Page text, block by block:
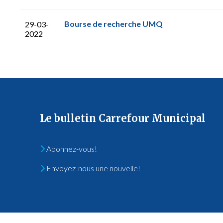
29-03-
2022
Bourse de recherche UMQ
Le bulletin Carrefour Municipal
Abonnez-vous!
Envoyez-nous une nouvelle!